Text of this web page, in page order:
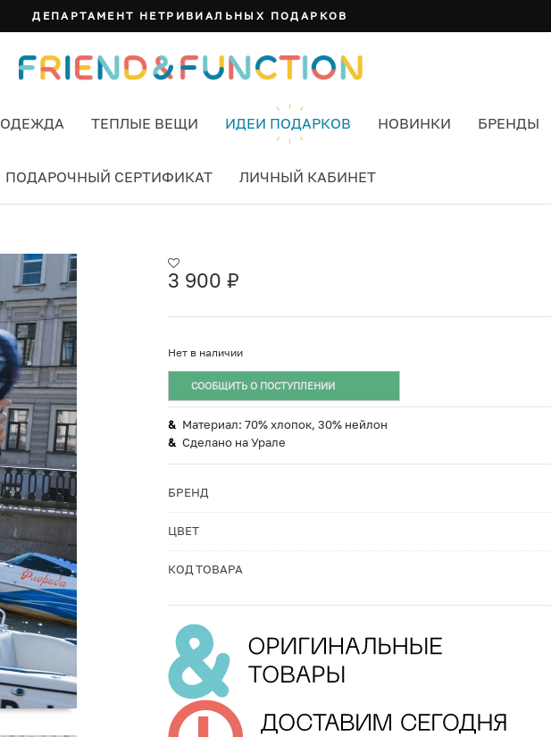
ДЕПАРТАМЕНТ НЕТРИВИАЛЬНЫХ ПОДАРКОВ
ОДЕЖДА ТЕПЛЫЕ ВЕЩИ ИДЕИ ПОДАРКОВ НОВИНКИ БРЕНДЫ
ПОДАРОЧНЫЙ СЕРТИФИКАТ ЛИЧНЫЙ КАБИНЕТ
3 900 ₽
Нет в наличии
СООБЩИТЬ О ПОСТУПЛЕНИИ
Материал: 70% хлопок, 30% нейлон
Сделано на Урале
БРЕНД
ЦВЕТ
КОД ТОВАРА